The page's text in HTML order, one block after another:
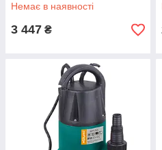
Немає в наявності
3 447 ₴